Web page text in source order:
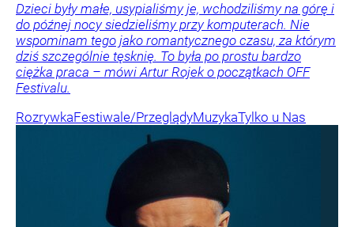
Dzieci były małe, usypialiśmy je, wchodziliśmy na górę i
do późnej nocy siedzieliśmy przy komputerach. Nie
wspominam tego jako romantycznego czasu, za którym
dziś szczególnie tęsknię. To była po prostu bardzo
ciężka praca – mówi Artur Rojek o początkach OFF
Festivalu.
RozrywkaFestiwale/PrzeglądyMuzykaTylko u Nas